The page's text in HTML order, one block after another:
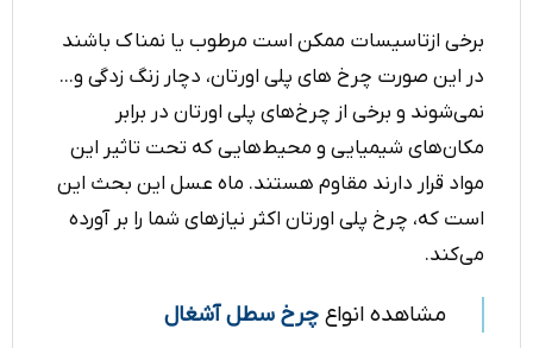
برخی ازتاسیسات ممکن است مرطوب یا نمناک باشند
در این صورت چرخ های پلی اورتان، دچار زنگ زدگی و...
نمی‌شوند و برخی از چر‌خ‌های پلی اورتان در برابر
مکان‌های شیمیایی و محیط‌هایی که تحت تاثیر این
مواد قرار دارند مقاوم هستند. ماه عسل این بحث این
است که، چرخ پلی اورتان اکثر نیازهای شما را بر آورده
می‌کند.
مشاهده انواع چرخ سطل آشغال